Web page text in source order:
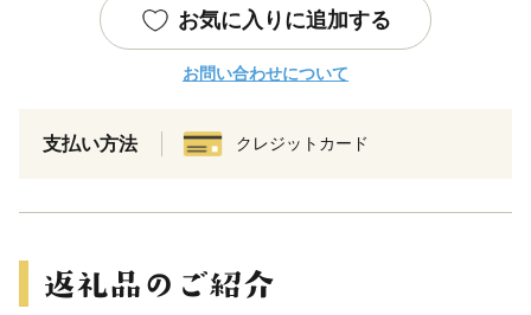
お気に入りに追加する
お問い合わせについて
支払い方法 クレジットカード